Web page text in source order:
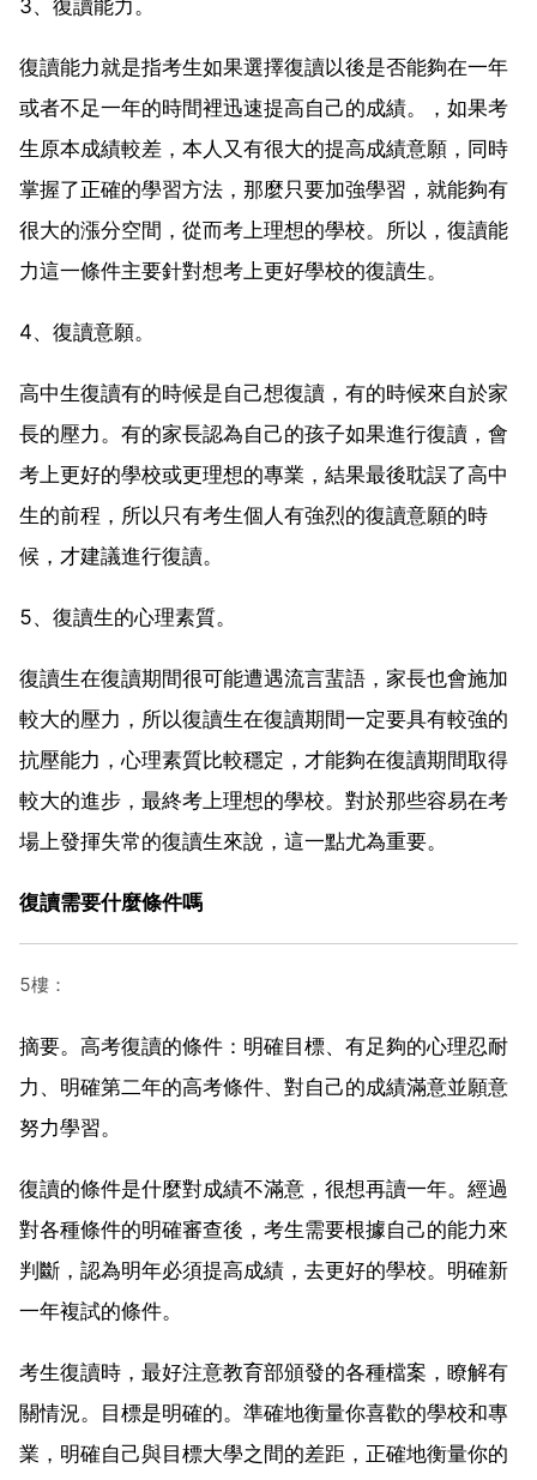
3、復讀能力。
復讀能力就是指考生如果選擇復讀以後是否能夠在一年
或者不足一年的時間裡迅速提高自己的成績。，如果考
生原本成績較差，本人又有很大的提高成績意願，同時
掌握了正確的學習方法，那麼只要加強學習，就能夠有
很大的漲分空間，從而考上理想的學校。所以，復讀能
力這一條件主要針對想考上更好學校的復讀生。
4、復讀意願。
高中生復讀有的時候是自己想復讀，有的時候來自於家
長的壓力。有的家長認為自己的孩子如果進行復讀，會
考上更好的學校或更理想的專業，結果最後耽誤了高中
生的前程，所以只有考生個人有強烈的復讀意願的時
候，才建議進行復讀。
5、復讀生的心理素質。
復讀生在復讀期間很可能遭遇流言蜚語，家長也會施加
較大的壓力，所以復讀生在復讀期間一定要具有較強的
抗壓能力，心理素質比較穩定，才能夠在復讀期間取得
較大的進步，最終考上理想的學校。對於那些容易在考
場上發揮失常的復讀生來說，這一點尤為重要。
復讀需要什麼條件嗎
5樓：
摘要。高考復讀的條件：明確目標、有足夠的心理忍耐
力、明確第二年的高考條件、對自己的成績滿意並願意
努力學習。
復讀的條件是什麼對成績不滿意，很想再讀一年。經過
對各種條件的明確審查後，考生需要根據自己的能力來
判斷，認為明年必須提高成績，去更好的學校。明確新
一年複試的條件。
考生復讀時，最好注意教育部頒發的各種檔案，瞭解有
關情況。目標是明確的。準確地衡量你喜歡的學校和專
業，明確自己與目標大學之間的差距，正確地衡量你的